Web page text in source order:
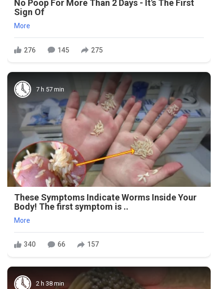
No Poop For More Than 2 Days - It's The First
Sign Of
More
276 145 275
7 h 57 min
These Symptoms Indicate Worms Inside Your
Body! The first symptom is ..
More
340 66 157
2 h 38 min